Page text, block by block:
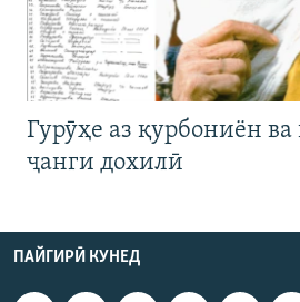
Гурӯҳе аз қурбониён
ҷанги дохилӣ
ПАЙГИРӢ КУНЕД